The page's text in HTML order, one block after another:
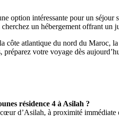
option intéressante pour un
un hébergement offrant un
côte atlantique du nord du Maroc,
préparez votre voyage dès
résidence 4 à Asilah ?
d’Asilah, à proximité